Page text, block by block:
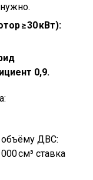
≥ 30 кВт):
0,9.
объёму ДВС:
см³ ставка